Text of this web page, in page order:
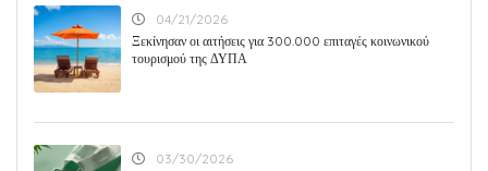
04/21/2026
Ξεκίνησαν οι αιτήσεις για 300.000 επιταγές κοινωνικού
τουρισμού της ΔΥΠΑ
03/30/2026